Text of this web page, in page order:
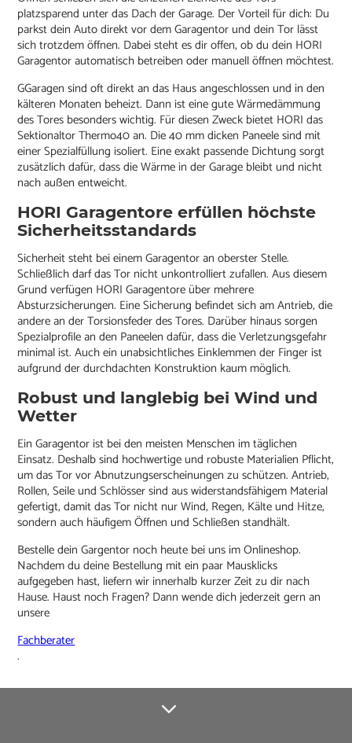
platzsparend unter das Dach der Garage. Der Vorteil für dich: Du
parkst dein Auto direkt vor dem Garagentor und dein Tor lässt
sich trotzdem öffnen. Dabei steht es dir offen, ob du dein HORI
Garagentor automatisch betreiben oder manuell öffnen möchtest.
GGaragen sind oft direkt an das Haus angeschlossen und in den
kälteren Monaten beheizt. Dann ist eine gute Wärmedämmung
des Tores besonders wichtig. Für diesen Zweck bietet HORI das
Sektionaltor Thermo40 an. Die 40 mm dicken Paneele sind mit
einer Spezialfüllung isoliert. Eine exakt passende Dichtung sorgt
zusätzlich dafür, dass die Wärme in der Garage bleibt und nicht
nach außen entweicht.
HORI Garagentore erfüllen höchste
Sicherheitsstandards
Sicherheit steht bei einem Garagentor an oberster Stelle.
Schließlich darf das Tor nicht unkontrolliert zufallen. Aus diesem
Grund verfügen HORI Garagentore über mehrere
Absturzsicherungen. Eine Sicherung befindet sich am Antrieb, die
andere an der Torsionsfeder des Tores. Darüber hinaus sorgen
Spezialprofile an den Paneelen dafür, dass die Verletzungsgefahr
minimal ist. Auch ein unabsichtliches Einklemmen der Finger ist
aufgrund der durchdachten Konstruktion kaum möglich.
Robust und langlebig bei Wind und
Wetter
Ein Garagentor ist bei den meisten Menschen im täglichen
Einsatz. Deshalb sind hochwertige und robuste Materialien Pflicht,
um das Tor vor Abnutzungserscheinungen zu schützen. Antrieb,
Rollen, Seile und Schlösser sind aus widerstandsfähigem Material
gefertigt, damit das Tor nicht nur Wind, Regen, Kälte und Hitze,
sondern auch häufigem Öffnen und Schließen standhält.
Bestelle dein Gargentor noch heute bei uns im Onlineshop.
Nachdem du deine Bestellung mit ein paar Mausklicks
aufgegeben hast, liefern wir innerhalb kurzer Zeit zu dir nach
Hause. Haust noch Fragen? Dann wende dich jederzeit gern an
unsere
Fachberater
.